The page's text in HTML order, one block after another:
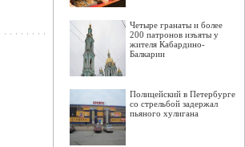
Четыре гранаты и более
200 патронов изъяты у
жителя Кабардино-
Балкарии
Полицейский в Петербурге
со стрельбой задержал
пьяного хулигана